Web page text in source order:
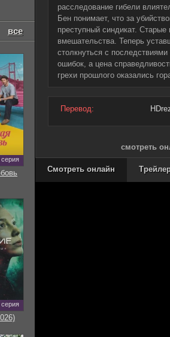
расследование гибели
Бен понимает, что за
преступный синдикат.
вмешательства. Теперь
столкнуться с
ошибок, а цена
грехи прошлого оказались
Перевод:
смотреть
Смотреть онлайн
все
серия
серия